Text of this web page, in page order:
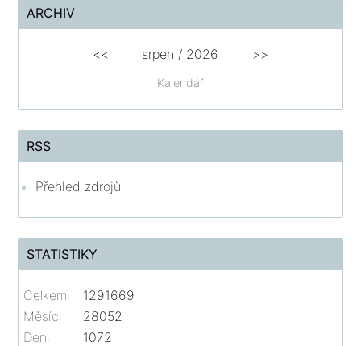
ARCHIV
Kalendář
<< srpen / 2026 >>
RSS
Přehled zdrojů
STATISTIKY
Celkem:
1291669
Měsíc:
28052
Den:
1072